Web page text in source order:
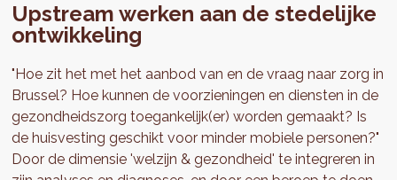
Upstream werken aan de stedelijke
ontwikkeling
"Hoe zit het met het aanbod van en de vraag naar zorg in
Brussel? Hoe kunnen de voorzieningen en diensten in de
gezondheidszorg toegankelijk(er) worden gemaakt? Is
de huisvesting geschikt voor minder mobiele personen?"
Door de dimensie 'welzijn & gezondheid' te integreren in